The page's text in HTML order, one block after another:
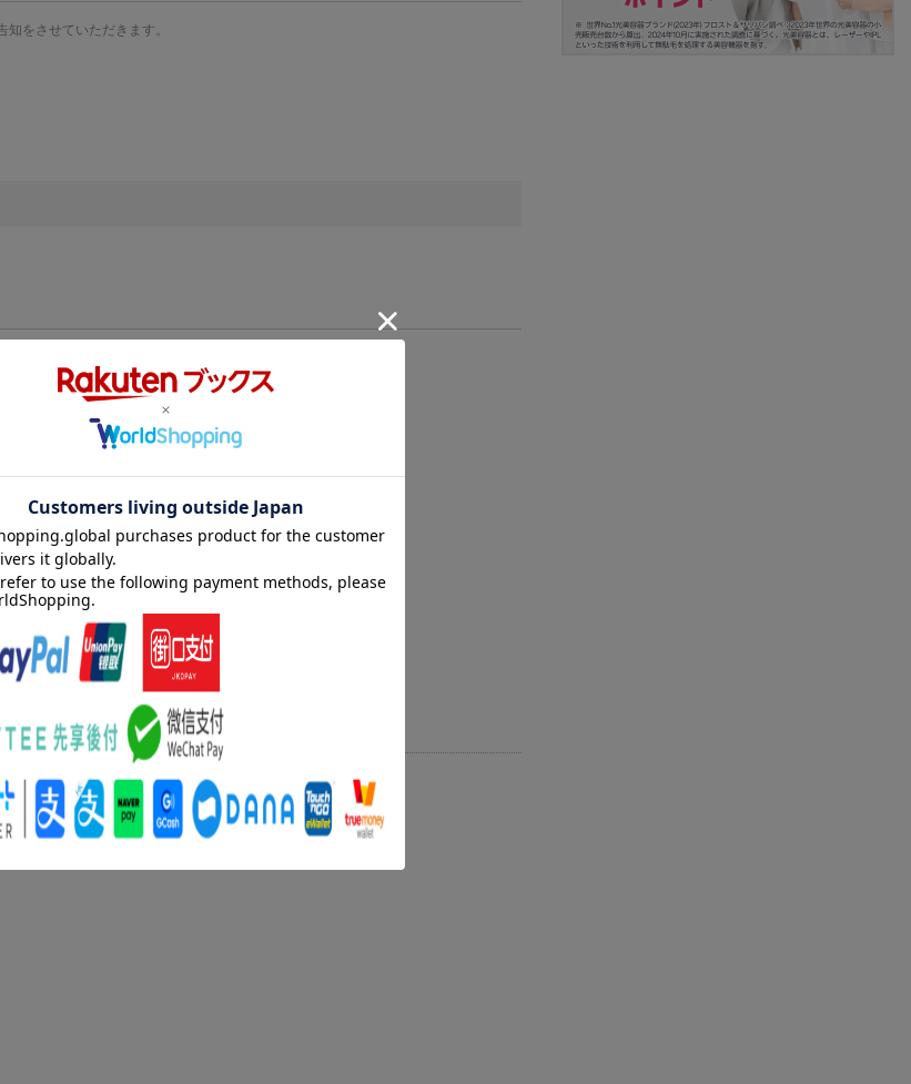
をさせていただきます。
メ化。アニメOP/EDテーマ、
の全てを一度に体感することができる。
、
トでも上位にランクインを重ねる
バーチャルアーティストとして活動を行う、
み出してきた「40mP」が楽曲を書き下ろし。
エイターズノート」を同梱。
がOPテーマを歌う。
だ。